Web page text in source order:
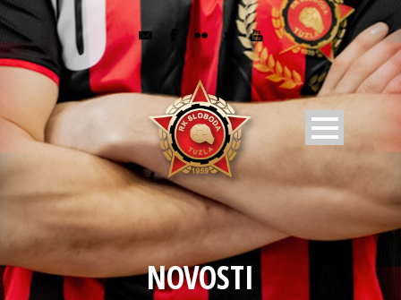
NOVOSTI